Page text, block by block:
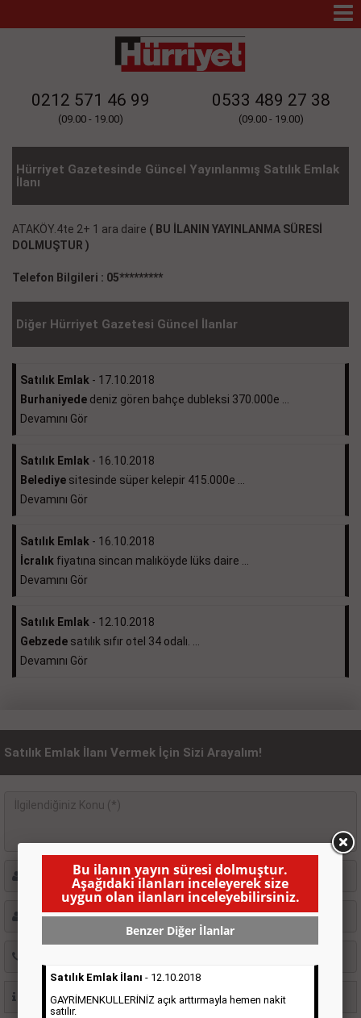
0212 571 46 99
(09.00 - 19.00)
0533 489 27 38
(09.00 - 19.00)
Hürriyet Gazetesinde Güncel Yayınlanmış Satılık Emlak
İlanı
ATAKÖY.4te 2+ 1 ara daire ( BU İLANIN YAYINLANMA SÜRESİ
DOLMUŞTUR )
Telefon Bilgileri : 05*********
Diğer Hürriyet Gazetesi Güncel İlanlar
Satılık Emlak - 17.10.2018
Burhaniyede deniz gören bahçe dubleksi 370.000e ...
Devamını Gör
Satılık Emlak - 16.10.2018
Belediye sitesinde süper kelepir 415.000e ...
Devamını Gör
Satılık Emlak - 16.10.2018
İcralık fiyatına sincan malıköyde lüks daire ...
Devamını Gör
Satılık Emlak - 12.10.2018
Gebzede satılık sıfır otel 34 odalı. ...
Devamını Gör
Satılık Emlak İlanı Vermek İçin Sizi Arayalım!
Bu ilanın yayın süresi dolmuştur.
Aşağıdaki ilanları inceleyerek size
uygun olan ilanları inceleyebilirsiniz.
Benzer Diğer İlanlar
Satılık Emlak İlanı - 12.10.2018
GAYRİMENKULLERİNİZ açık arttırmayla hemen nakit
satılır.